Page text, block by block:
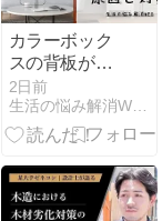
カラーボック
スの背板が外
れる原因【歪
みの直し方と
補強方法】
2日前
生活の悩み解消WEB